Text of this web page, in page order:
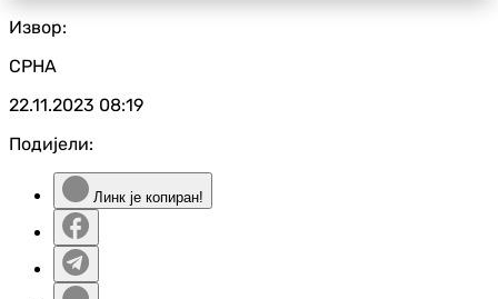
Извор:
СРНА
22.11.2023 08:19
Подијели:
Линк је копиран!